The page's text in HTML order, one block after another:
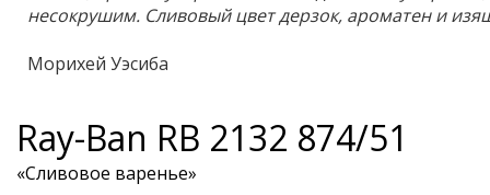
несокрушим. Сливовый цвет дерзок, ароматен и
Морихей Уэсиба
Ray-Ban RB 2132 874/51
«Сливовое варенье»